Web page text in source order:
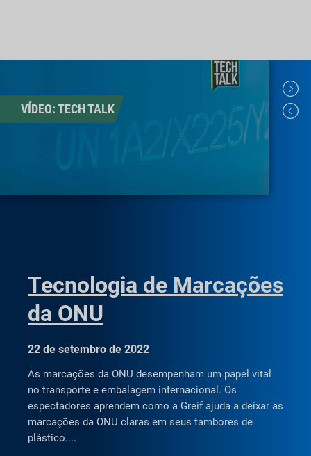
VÍDEO: TECH TALK
Tecnologia de Marcações
da ONU
22 de setembro de 2022
As marcações da ONU desempenham um papel vital
no transporte e embalagem internacional. Os
espectadores aprendem como a Greif ajuda a deixar as
marcações da ONU claras em seus tambores de
plástico.